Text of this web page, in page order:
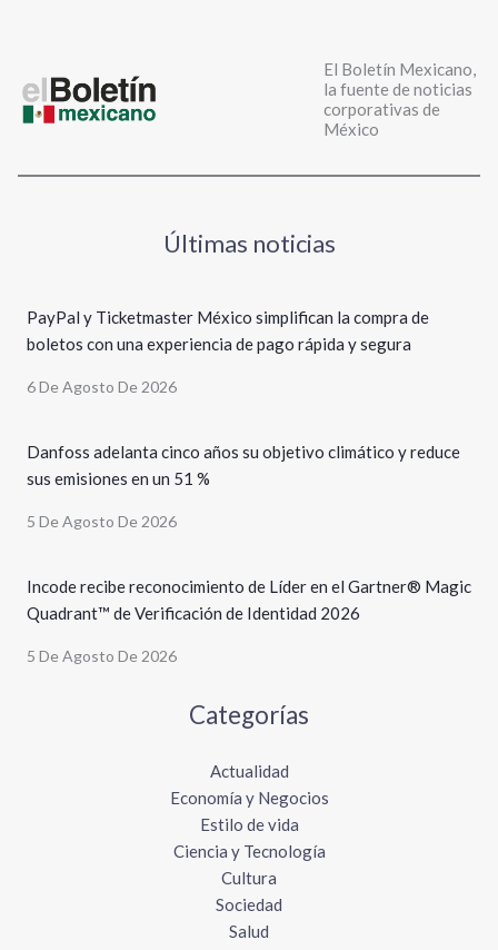
El Boletín Mexicano,
la fuente de noticias
corporativas de
México
Últimas noticias
PayPal y Ticketmaster México simplifican la compra de
boletos con una experiencia de pago rápida y segura
6 De Agosto De 2026
Danfoss adelanta cinco años su objetivo climático y reduce
sus emisiones en un 51 %
5 De Agosto De 2026
Incode recibe reconocimiento de Líder en el Gartner® Magic
Quadrant™ de Verificación de Identidad 2026
5 De Agosto De 2026
Categorías
Actualidad
Economía y Negocios
Estilo de vida
Ciencia y Tecnología
Cultura
Sociedad
Salud